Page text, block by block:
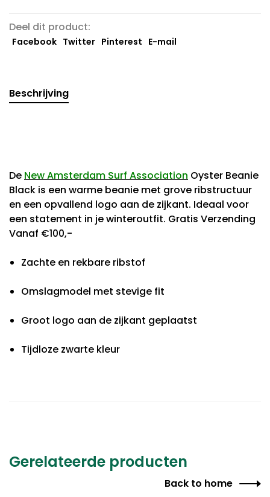
Deel dit product:
Facebook Twitter Pinterest E-mail
Beschrijving
De New Amsterdam Surf Association Oyster Beanie
Black is een warme beanie met grove ribstructuur
en een opvallend logo aan de zijkant. Ideaal voor
een statement in je winteroutfit. Gratis Verzending
Vanaf €100,-
Zachte en rekbare ribstof
Omslagmodel met stevige fit
Groot logo aan de zijkant geplaatst
Tijdloze zwarte kleur
Gerelateerde producten
Back to home